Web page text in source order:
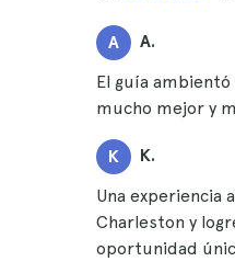
A A.
El guía
mucho mejor y
K K.
Una experiencia
Charleston y
oportunidad